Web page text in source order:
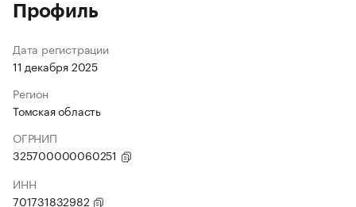
Профиль
Дата регистрации
11 декабря 2025
Регион
Томская область
ОГРНИП
325700000060251
ИНН
701731832982